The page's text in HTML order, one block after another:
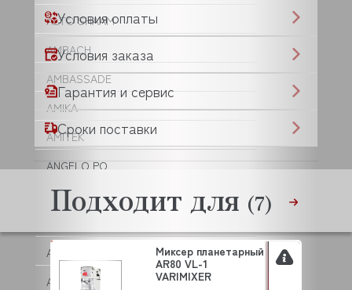
ALTO SHAAM
AMBACH
AMBASSADE
AMIKA
AMITEK
ANGELO PO
ANIMO
ANVIL
APACH
Условия оплаты
Условия заказа
Гарантия и сервис
Сроки поставки
Подходит для (7)
Миксер планетарный
AR80 VL-1
VARIMIXER